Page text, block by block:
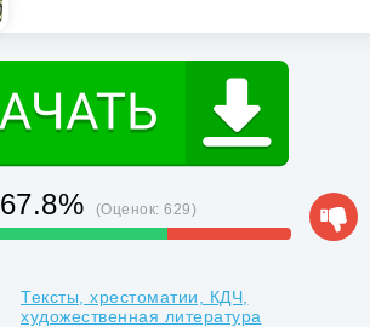
67.8% (Оценок:629)
Тексты, хрестоматии, КДЧ,
художественная литература